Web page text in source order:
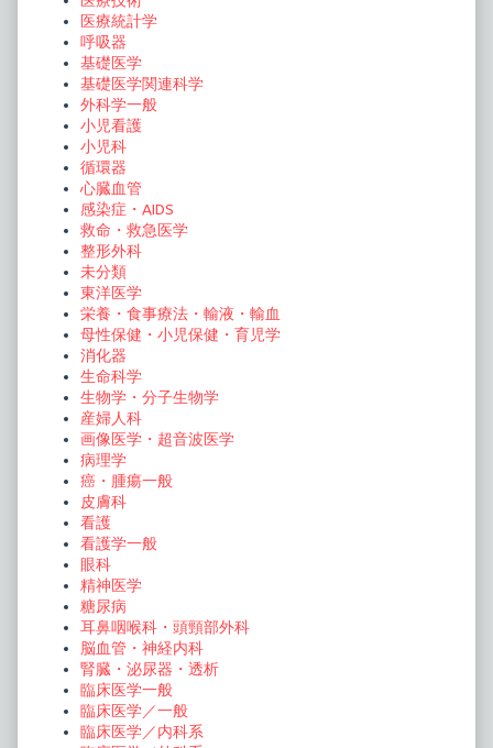
医療統計学
呼吸器
基礎医学
基礎医学関連科学
外科学一般
小児看護
小児科
循環器
心臓血管
感染症・AIDS
救命・救急医学
整形外科
未分類
東洋医学
栄養・食事療法・輸液・輸血
母性保健・小児保健・育児学
消化器
生命科学
生物学・分子生物学
産婦人科
画像医学・超音波医学
病理学
癌・腫瘍一般
皮膚科
看護
看護学一般
眼科
精神医学
糖尿病
耳鼻咽喉科・頭頸部外科
脳血管・神経内科
腎臓・泌尿器・透析
臨床医学一般
臨床医学／一般
臨床医学／内科系